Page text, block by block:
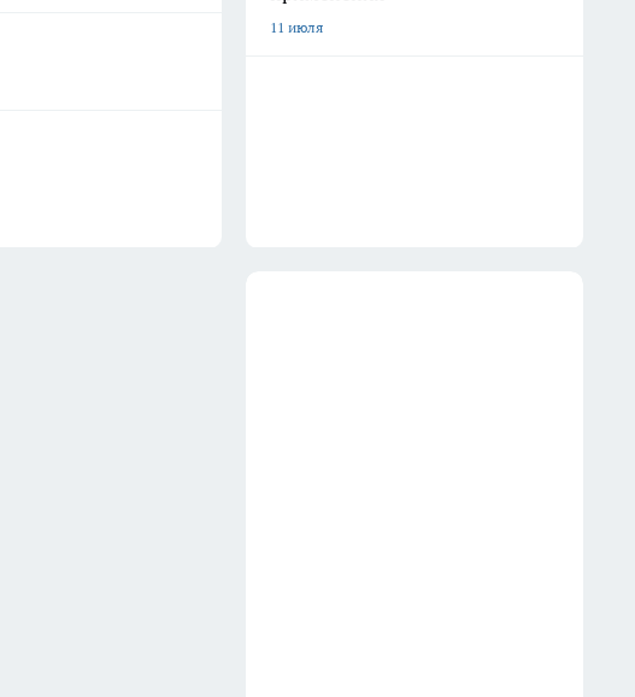
11 июля